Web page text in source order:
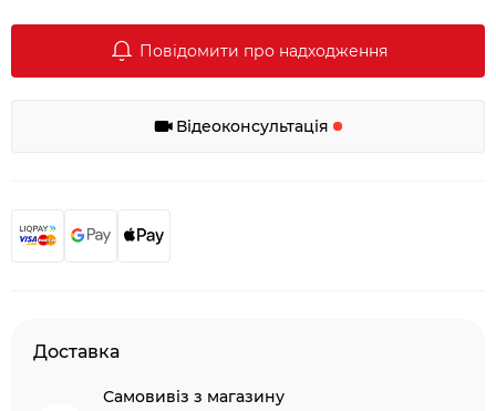
Повідомити про надходження
Відеоконсультація
Доставка
Самовивіз з магазину